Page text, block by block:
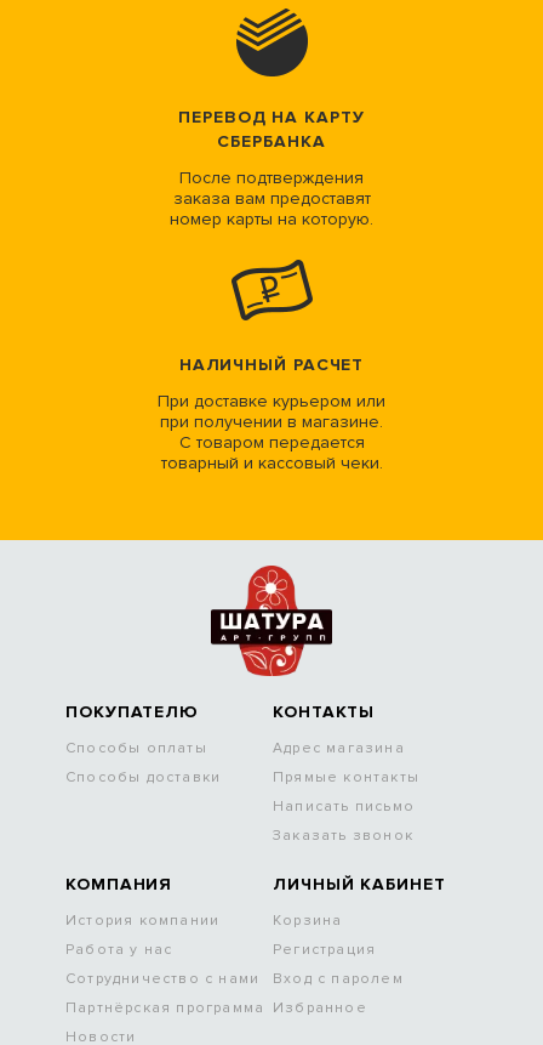
ПЕРЕВОД НА КАРТУ
СБЕРБАНКА
После подтверждения
заказа вам предоставят
номер карты на которую.
НАЛИЧНЫЙ РАСЧЕТ
При доставке курьером или
при получении в магазине.
С товаром передается
товарный и кассовый чеки.
ПОКУПАТЕЛЮ
Способы оплаты
Способы доставки
КОНТАКТЫ
Адрес магазина
Прямые контакты
Написать письмо
Заказать звонок
КОМПАНИЯ
История компании
Работа у нас
Сотрудничество с нами
Партнёрская программа
Новости
ЛИЧНЫЙ КАБИНЕТ
Корзина
Регистрация
Вход с паролем
Избранное